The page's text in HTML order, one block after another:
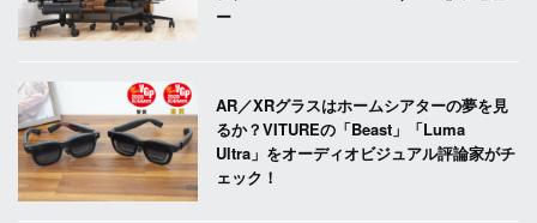
ー
AR／XRグラスはホームシアターの夢を見
るか？VITUREの「Beast」「Luma
Ultra」をオーディオビジュアル評論家がチ
ェック！